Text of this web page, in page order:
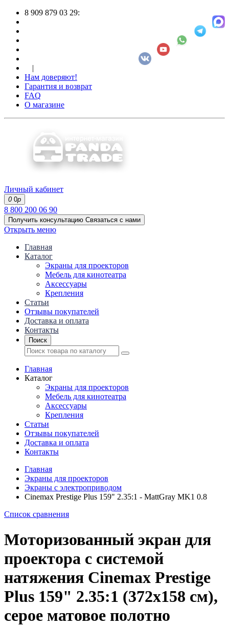
8 909 879 03 29:
|
Нам доверяют!
Гарантия и возврат
FAQ
О магазине
Личный кабинет
0 0р
8 800 200 06 90
Получить консультацию Связаться с нами
Открыть меню
Главная
Каталог
Экраны для проекторов
Mебель для кинотеатра
Аксессуары
Крепления
Статьи
Отзывы покупателей
Доставка и оплата
Контакты
Поиск
Главная
Каталог
Экраны для проекторов
Mебель для кинотеатра
Аксессуары
Крепления
Статьи
Отзывы покупателей
Доставка и оплата
Контакты
Главная
Экраны для проекторов
Экраны с электроприводом
Cinemax Prestige Plus 159" 2.35:1 - MattGray MK1 0.8
Список сравнения
Моторизованный экран для
проектора с системой
натяжения Cinemax Prestige
Plus 159" 2.35:1 (372x158 см),
серое матовое полотно